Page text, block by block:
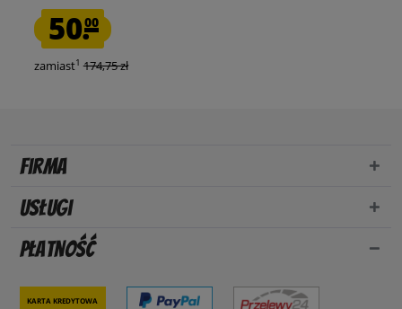
50.00
zamiast1 174,75 zł
Firma
Usługi
Płatność
Karta kredytowa